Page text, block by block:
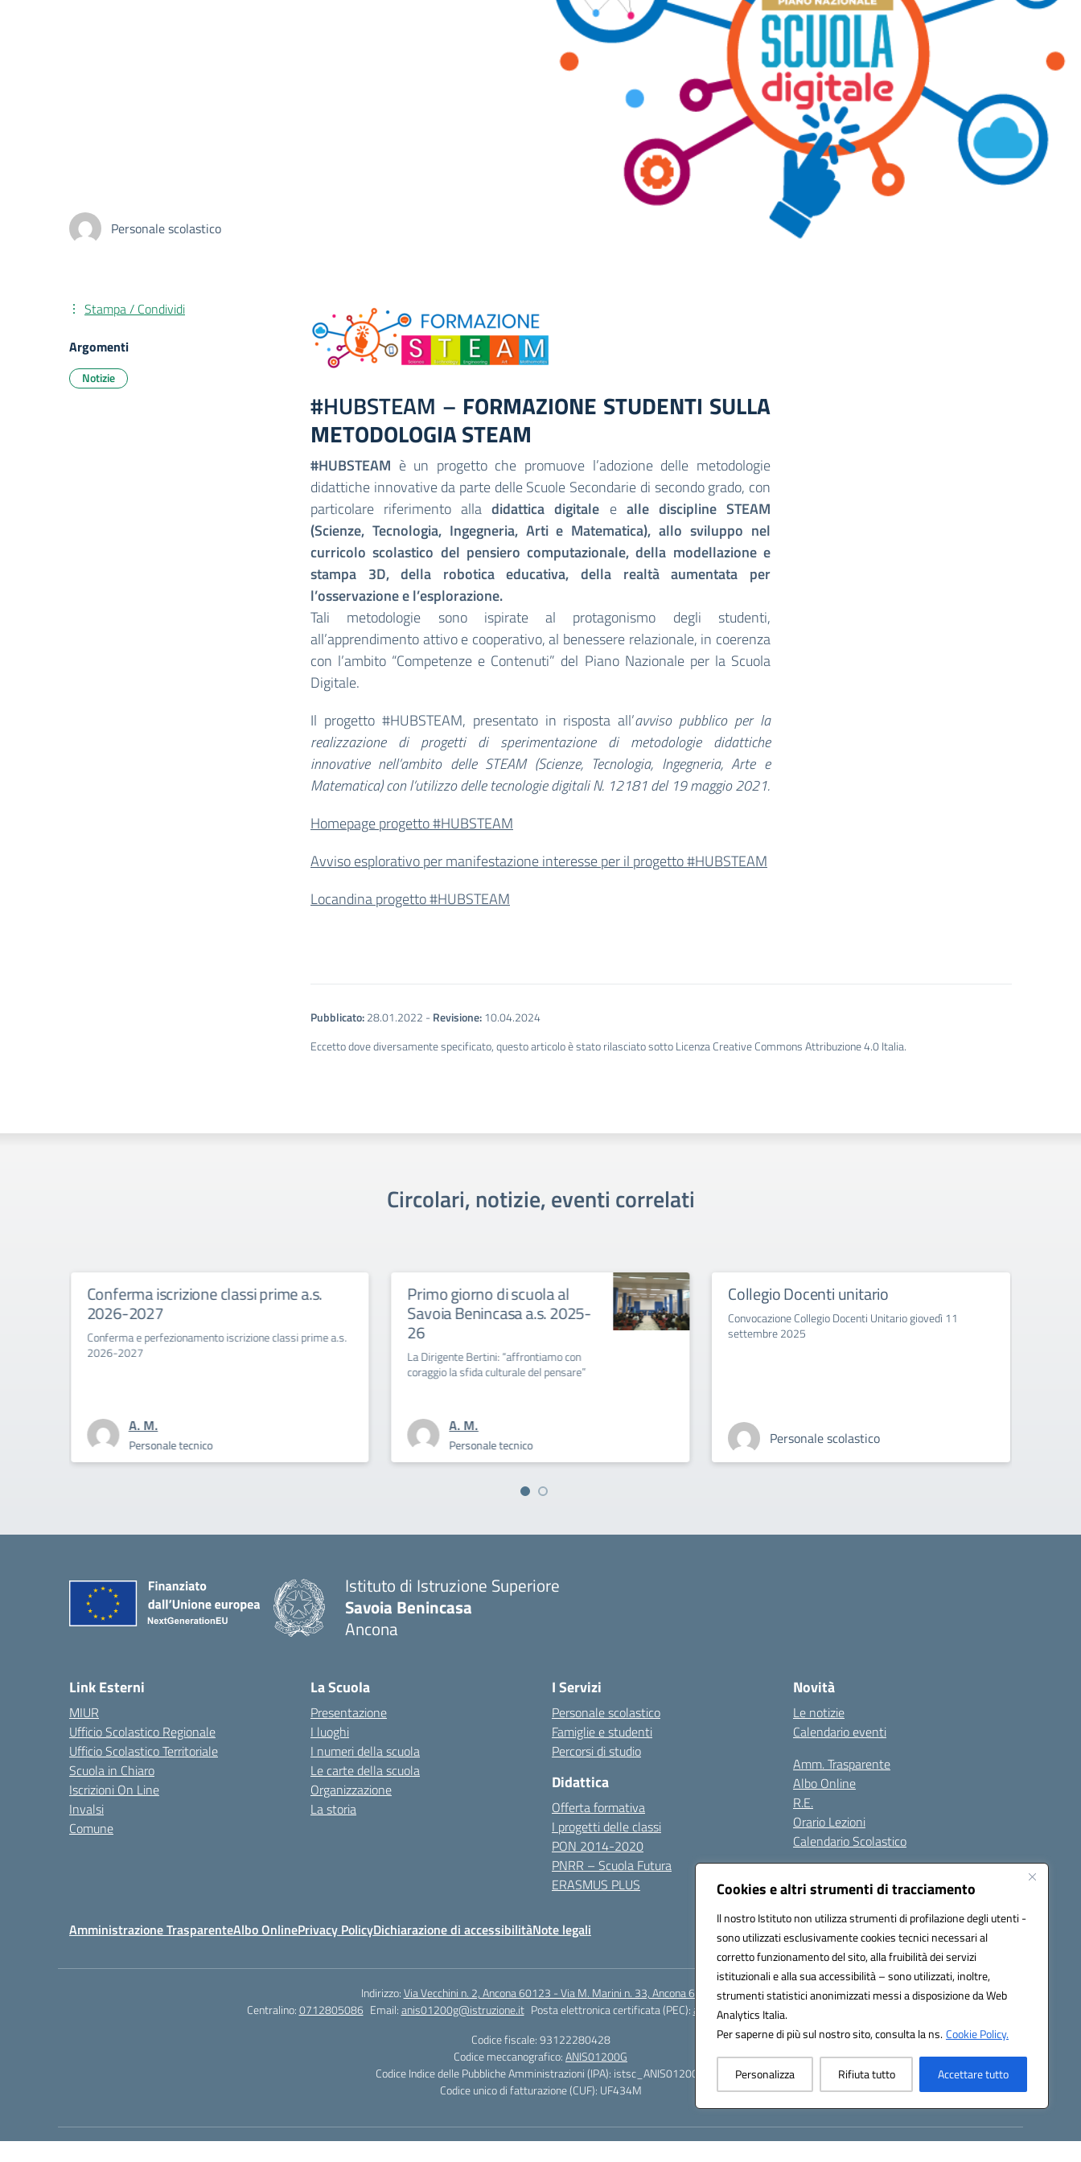
Cookies e altri strumenti di tracciamento
Il nostro Istituto non utilizza strumenti di profilazione degli utenti -
sono utilizzati esclusivamente cookies tecnici necessari al
corretto funzionamento del sito, alla fruibilità dei servizi
istituzionali e alla sua accessibilità – sono utilizzati, inoltre,
strumenti statistici anonimizzati messi a disposizione da Web
Analytics Italia.
Per saperne di più sul nostro sito, consulta la ns.Cookie Policy.
Personalizza Rifiuta tutto Accettare tutto
Personale scolastico
#HUBSTEAM – FORMAZIONE STUDENTI SULLA
METODOLOGIA STEAM
#HUBSTEAM è un progetto che promuove l’adozione delle metodologie
didattiche innovative da parte delle Scuole Secondarie di secondo grado, con
particolare riferimento alladidattica digitale e alle discipline STEAM
(Scienze, Tecnologia, Ingegneria, Arti e Matematica), allo sviluppo nel
curricolo scolastico del pensiero computazionale, della modellazione e
stampa 3D, della robotica educativa, della realtà aumentata per
l’osservazione e l’esplorazione.
Tali metodologie sono ispirate al protagonismo degli studenti,
all’apprendimento attivo e cooperativo, al benessere relazionale, in coerenza
con l’ambito “Competenze e Contenuti” del Piano Nazionale per la Scuola
Digitale.
Il progetto #HUBSTEAM, presentato in risposta all’avviso pubblico per la
realizzazione di progetti di sperimentazione di metodologie didattiche
innovative nell’ambito delle STEAM (Scienze, Tecnologia, Ingegneria, Arte e
Matematica) con l’utilizzo delle tecnologie digitali N. 12181 del 19 maggio 2021.
Homepage progetto #HUBSTEAM
Avviso esplorativo per manifestazione interesse per il progetto #HUBSTEAM
Locandina progetto #HUBSTEAM
Pubblicato:28.01.2022 -Revisione:10.04.2024
Eccetto dove diversamente specificato, questo articolo è stato rilasciato sotto Licenza Creative Commons Attribuzione 4.0 Italia.
Stampa / Condividi
Argomenti
Notizie
Circolari, notizie, eventi correlati
Conferma iscrizione classi prime a.s.
2026-2027
Conferma e perfezionamento iscrizione classi prime a.s.
A. M.
Personale tecnico
Primo giorno di scuola al
Savoia Benincasa a.s. 2025-
26
La Dirigente Bertini: “affrontiamo con
coraggio la sfida culturale del pensare”
A. M.
Personale tecnico
Collegio Docenti unitario
Convocazione Collegio Docenti Unitario giovedì 11
settembre 2025
Personale scolastico
Istituto di Istruzione Superiore
Savoia Benincasa
Ancona
Link Esterni
MIUR
Ufficio Scolastico Regionale
Ufficio Scolastico Territoriale
Scuola in Chiaro
Iscrizioni On Line
Invalsi
Comune
La Scuola
Presentazione
I luoghi
I numeri della scuola
Le carte della scuola
Organizzazione
La storia
I Servizi
Personale scolastico
Famiglie e studenti
Percorsi di studio
Didattica
Offerta formativa
I progetti delle classi
PON 2014-2020
PNRR – Scuola Futura
ERASMUS PLUS
Novità
Le notizie
Calendario eventi
Amm. Trasparente
Albo Online
R.E.
Orario Lezioni
Calendario Scolastico
Amministrazione TrasparenteAlbo OnlinePrivacy PolicyDichiarazione di accessibilitàNote legali Seguici su:
Indirizzo:Via Vecchini n. 2, Ancona 60123 - Via M. Marini n. 33, Ancona 60129
Centralino:0712805086 Email:anis01200g@istruzione.it Posta elettronica certificata (PEC):anis01200g@pec.istruzione.it
Codice fiscale: 93122280428
Codice meccanografico:ANIS01200G
Codice Indice delle Pubbliche Amministrazioni (IPA): istsc_ANIS01200G
Codice unico di fatturazione (CUF): UF434M